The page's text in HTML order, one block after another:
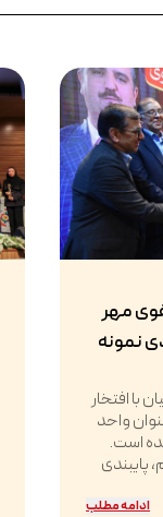
مهر
نمونه
با افتخار
در سال ۱۴۰۴ به عنوان واحد
است.
پایبندی
ادامه مطلب